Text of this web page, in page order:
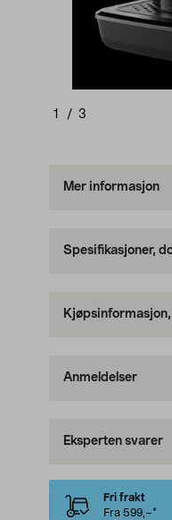
1 / 3
Mer informasjon
Spesifikasjoner,
Anmeldelser
Eksperten svarer
Fri frakt
Fra 599,–*